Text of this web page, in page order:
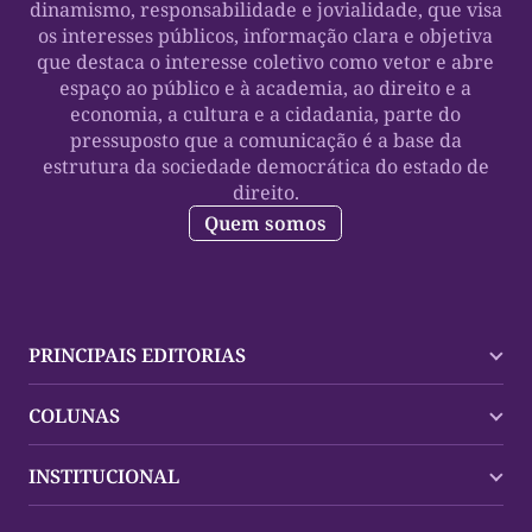
dinamismo, responsabilidade e jovialidade, que visa
os interesses públicos, informação clara e objetiva
que destaca o interesse coletivo como vetor e abre
espaço ao público e à academia, ao direito e a
economia, a cultura e a cidadania, parte do
pressuposto que a comunicação é a base da
estrutura da sociedade democrática do estado de
direito.
Quem somos
PRINCIPAIS EDITORIAS
Últimas Notícias
Palmas
Mundo
COLUNAS
Trocando em Miúdos
Policial
INSTITUCIONAL